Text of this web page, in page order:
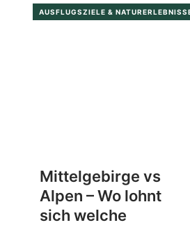
AUSFLUGSZIELE &
Mittelgebirge vs
Alpen – Wo lohnt
sich welche